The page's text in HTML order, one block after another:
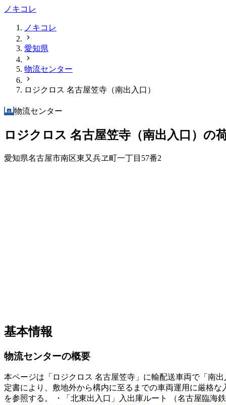
ノキコレ
ノキコレ
愛知県
物流センター
ロジクロス 名古屋笠寺（南出入口）
物流センター
ロジクロス 名古屋笠寺（南出入口）の
愛知県名古屋市南区東又兵ヱ町一丁目57番2
基本情報
物流センターの概要
本ページは「ロジクロス 名古屋笠寺」に輸配送車両で「南
定書により、敷地外から構内に至るまでの車両運用に厳格
を参照する。
・「北東出入口」入出庫ルート
（名古屋臨海